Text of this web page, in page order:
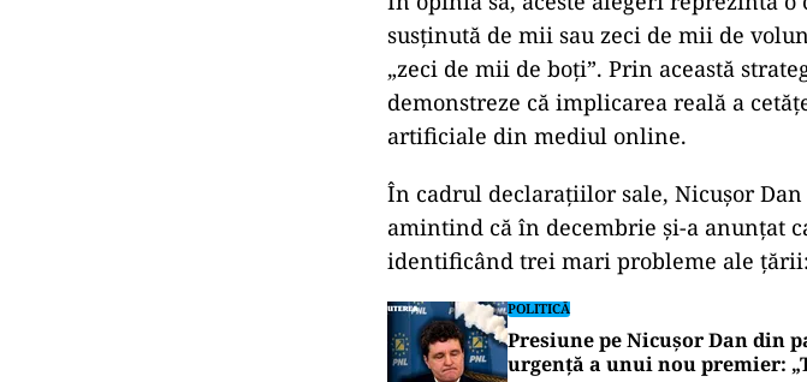
susținută de mii sau zeci de mii de
„zeci de mii de boți”. Prin această
demonstreze că implicarea reală a
artificiale din mediul online.
În cadrul declarațiilor sale, Nicușor
amintind că în decembrie și-a anunțat
identificând trei mari probleme ale țării:
POLITICĂ
Presiune pe Nicușor Dan din
urgență a unui nou premier: